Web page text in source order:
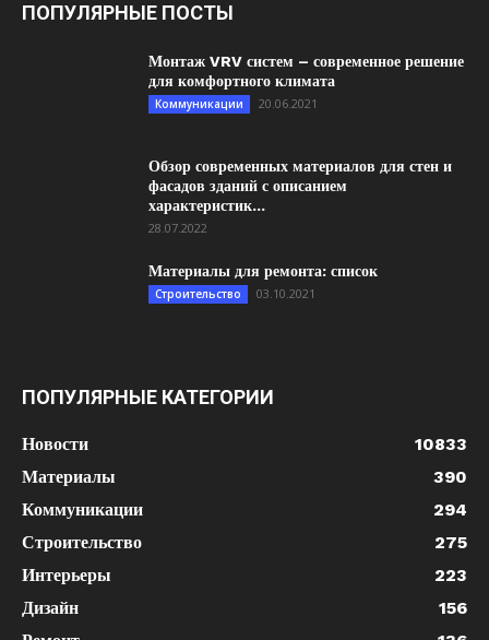
ПОПУЛЯРНЫЕ ПОСТЫ
Монтаж VRV систем – современное решение
для комфортного климата
Коммуникации 20.06.2021
Обзор современных материалов для стен и
фасадов зданий с описанием
характеристик...
28.07.2022
Материалы для ремонта: список
Строительство 03.10.2021
ПОПУЛЯРНЫЕ КАТЕГОРИИ
Новости
10833
Материалы
390
Коммуникации
294
Строительство
275
Интерьеры
223
Дизайн
156